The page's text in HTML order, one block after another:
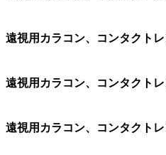
視用カラコン、コンタクト
視用カラコン、コンタクト
視用カラコン、コンタクト